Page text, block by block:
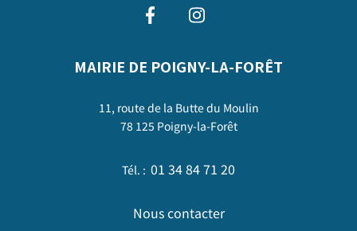
MAIRIE DE POIGNY-LA-FORÊT
11, route de la Butte du Moulin
78 125 Poigny-la-Forêt
Tél. : 01 34 84 71 20
Nous contacter